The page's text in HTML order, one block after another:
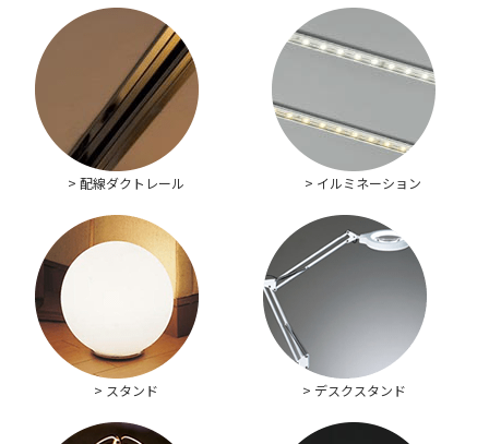
> 配線ダクトレール > イルミネーション
> スタンド > デスクスタンド